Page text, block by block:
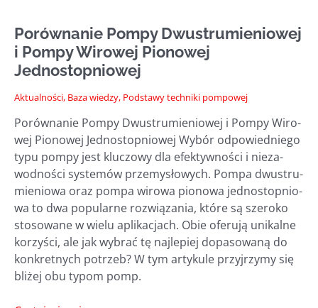
Porównanie Pompy Dwustrumieniowej
i Pompy Wirowej Pionowej
Jednostopniowej
Aktualności, Baza wiedzy, Podstawy techniki pompowej
Porów­na­nie Pom­py Dwu­stru­mie­nio­wej i Pom­py Wiro­
wej Pio­no­wej Jed­no­stop­nio­wej Wybór odpo­wied­nie­go
typu pom­py jest klu­czo­wy dla efek­tyw­no­ści i nie­za­
wod­no­ści sys­te­mów prze­my­sło­wych. Pom­pa dwu­stru­
mie­nio­wa oraz pom­pa wiro­wa pio­no­wa jed­no­stop­nio­
wa to dwa popu­lar­ne roz­wią­za­nia, któ­re są sze­ro­ko
sto­so­wa­ne w wie­lu apli­ka­cjach. Obie ofe­ru­ją uni­kal­ne
korzy­ści, ale jak wybrać tę naj­le­piej dopa­so­wa­ną do
kon­kret­nych potrzeb? W tym arty­ku­le przyj­rzy­my się
bli­żej obu typom pomp.